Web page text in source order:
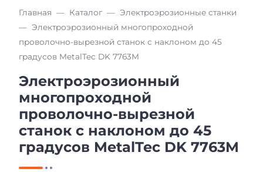
Главная Каталог
Электроэрозионные станки
Электроэрозионный многопроходной
проволочно-вырезной станок с наклоном до 45
градусов MetalTec DK 7763M
Электроэрозионный
многопроходной
проволочно-вырезной
станок с наклоном до 45
градусов MetalTec DK 7763M